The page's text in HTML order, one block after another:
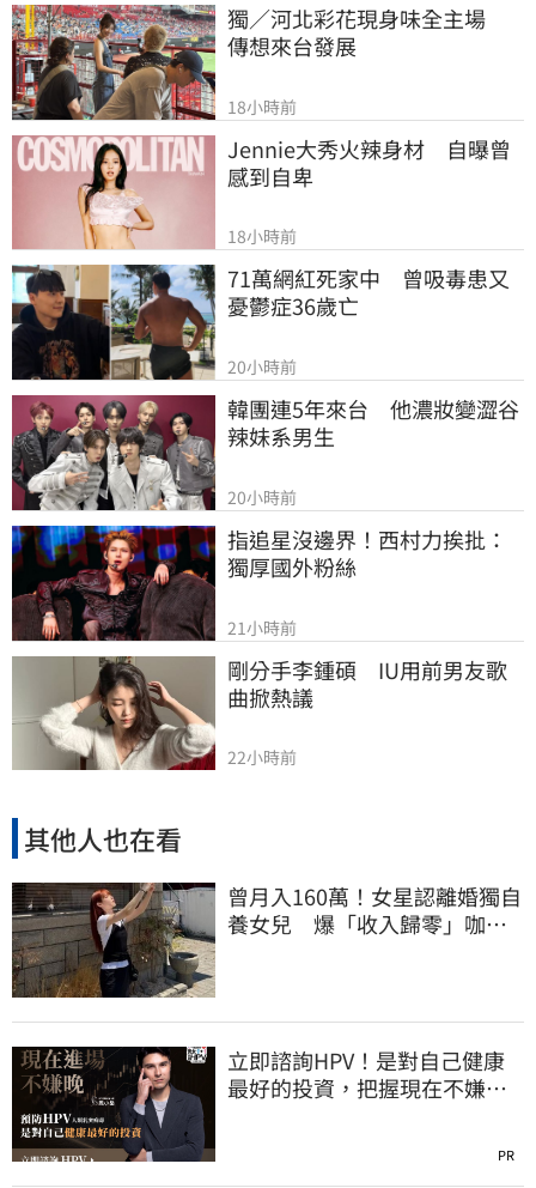
獨／河北彩花現身味全主場
傳想來台發展
18小時前
Jennie大秀火辣身材　自曝曾
感到自卑
18小時前
71萬網紅死家中　曾吸毒患又
憂鬱症36歲亡
20小時前
韓團連5年來台　他濃妝變澀谷
辣妹系男生
20小時前
指追星沒邊界！西村力挨批：
獨厚國外粉絲
21小時前
剛分手李鍾碩　IU用前男友歌
曲掀熱議
22小時前
其他人也在看
曾月入160萬！女星認離婚獨自
養女兒 爆「收入歸零」咖啡
立即諮詢HPV！是對自己健康
最好的投資，把握現在不嫌
PR